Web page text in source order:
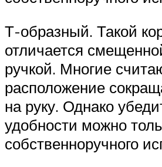
Т-образный. Такой
отличается
ручкой. Многие
расположение
на руку. Однако
удобности можно
собственноручного